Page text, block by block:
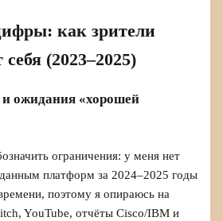
как зрители
(2023–2025)
ожидания «хорошей
ограничения: у меня нет
платформ за 2024–2025 годы
поэтому я опираюсь на
YouTube, отчёты Cisco/IBM и